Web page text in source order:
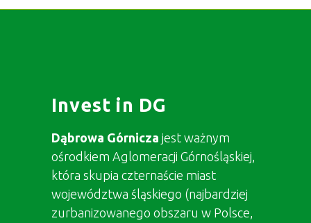
Invest in DG
Dąbrowa Górnicza jest ważnym
ośrodkiem Aglomeracji Górnośląskiej,
która skupia czternaście miast
województwa śląskiego (najbardziej
zurbanizowanego obszaru w Polsce,